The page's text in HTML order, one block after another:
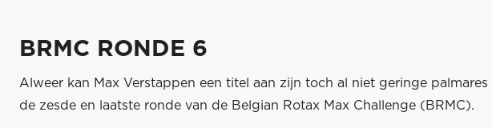
BRMC RONDE 6
Alweer kan Max Verstappen een titel aan zijn toch al niet geringe
de zesde en laatste ronde van de Belgian Rotax Max Challenge (BRMC).